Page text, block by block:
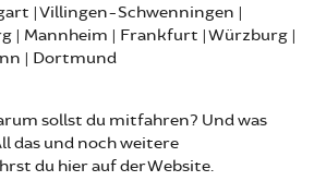
| Villingen-Schwenningen |
| Mannheim | Frankfurt | Würzburg |
| Dortmund
sollst du mitfahren? Und was
das und noch weitere
du hier auf der Website.